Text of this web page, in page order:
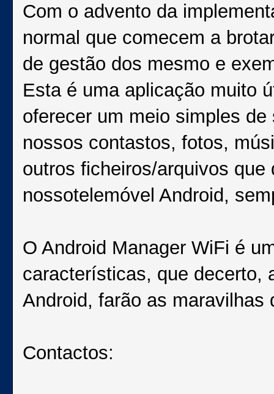
Com o advento da
normal que comecem a
de gestão dos mesmo e
Esta é uma aplicação muito
oferecer um meio simples
nossos contastos, fotos,
outros ficheiros/arquivos
nossotelemóvel Android,
O Android Manager WiFi é
características, que decerto,
Android, farão as maravilhas
Contactos: